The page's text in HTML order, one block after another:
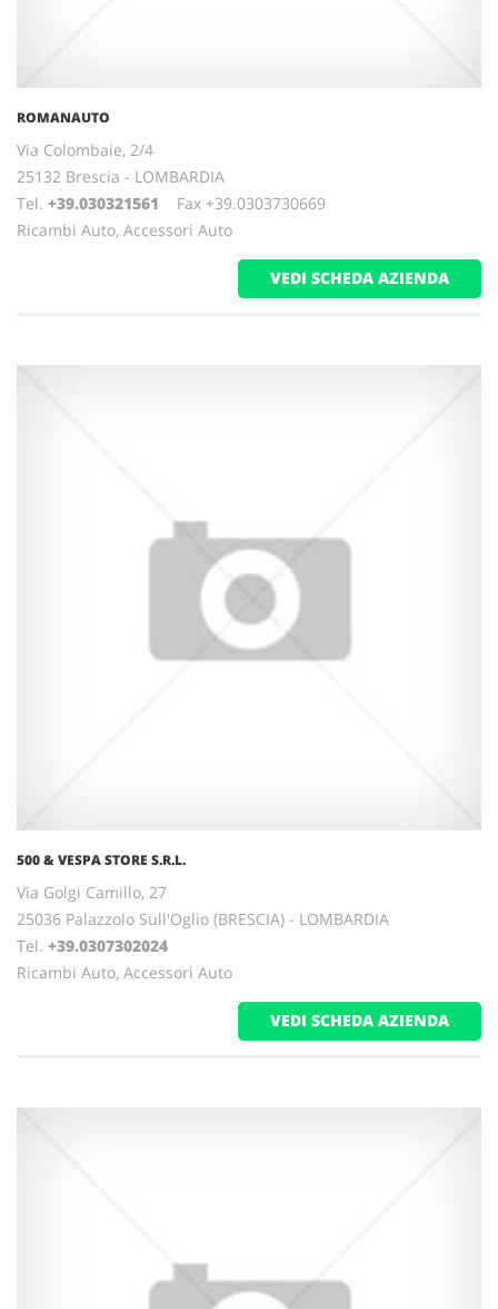
ROMANAUTO
Via Colombaie, 2/4
25132 Brescia - LOMBARDIA
Tel. +39.030321561 Fax +39.0303730669
Ricambi Auto, Accessori Auto
VEDI SCHEDA AZIENDA
500 & VESPA STORE S.R.L.
Via Golgi Camillo, 27
25036 Palazzolo Sull'Oglio (BRESCIA) - LOMBARDIA
Tel. +39.0307302024
Ricambi Auto, Accessori Auto
VEDI SCHEDA AZIENDA